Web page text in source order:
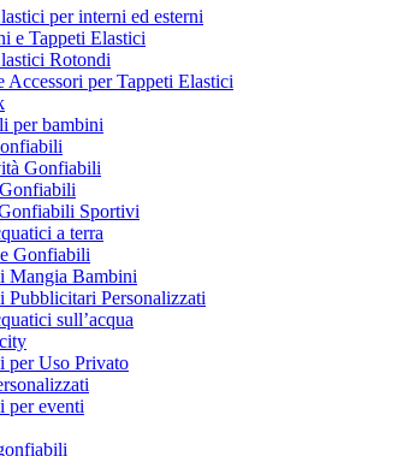
per interni ed esterni
e Tappeti Elastici
Rotondi
Accessori per Tappeti Elastici
per bambini
Gonfiabili
Sportivi
a terra
Gonfiabili
Mangia Bambini
Pubblicitari Personalizzati
sull’acqua
per Uso Privato
per eventi